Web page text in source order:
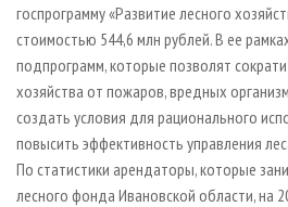
госпрограмму «Развитие лесного
стоимостью 544,6 млн рублей. В ее
подпрограмм, которые позволят
хозяйства от пожаров, вредных
создать условия для рационального
повысить эффективность управления
По статистики арендаторы, которые
лесного фонда Ивановской области, на